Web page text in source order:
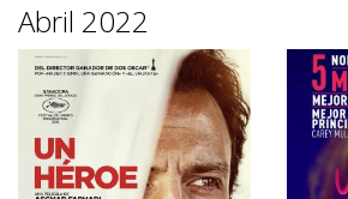
Abril 2022